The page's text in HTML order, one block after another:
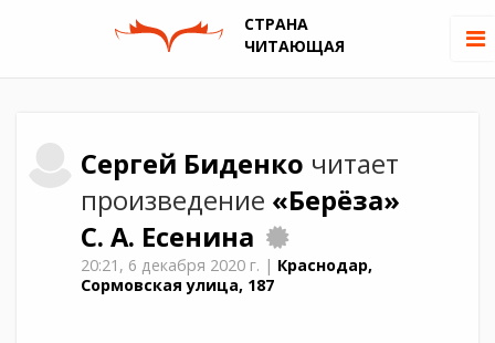
СТРАНА
ЧИТАЮЩАЯ
Сергей Биденко читает
произведение «Берёза»
С. А. Есенина
20:21, 6 декабря 2020 г. | Краснодар,
Сормовская улица, 187